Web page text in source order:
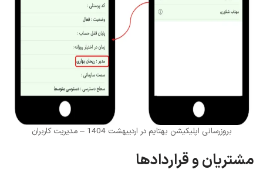
بروزرسانی اپلیکیشن بهتایم در اردیبهشت 1404 – مدیریت کاربران
مشتریان و قراردادها